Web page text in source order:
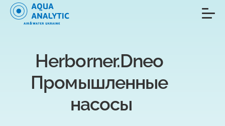
Herborner.Dneo
Промышленные
насосы